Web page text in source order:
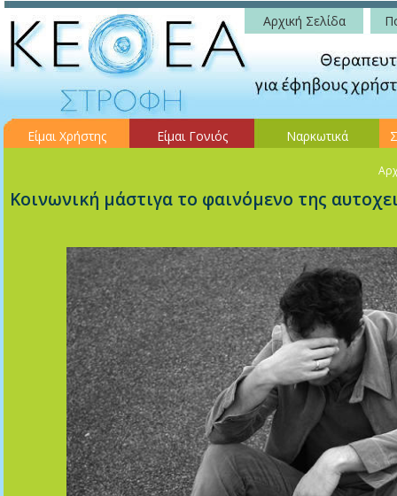
Αρχική Σελίδα
Είμαι Χρήστης Είμαι Γονιός Ναρκωτικά
Κοινωνική μάστιγα το φαινόμενο της